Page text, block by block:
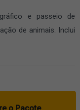
e passeio de
de animais. Inclui